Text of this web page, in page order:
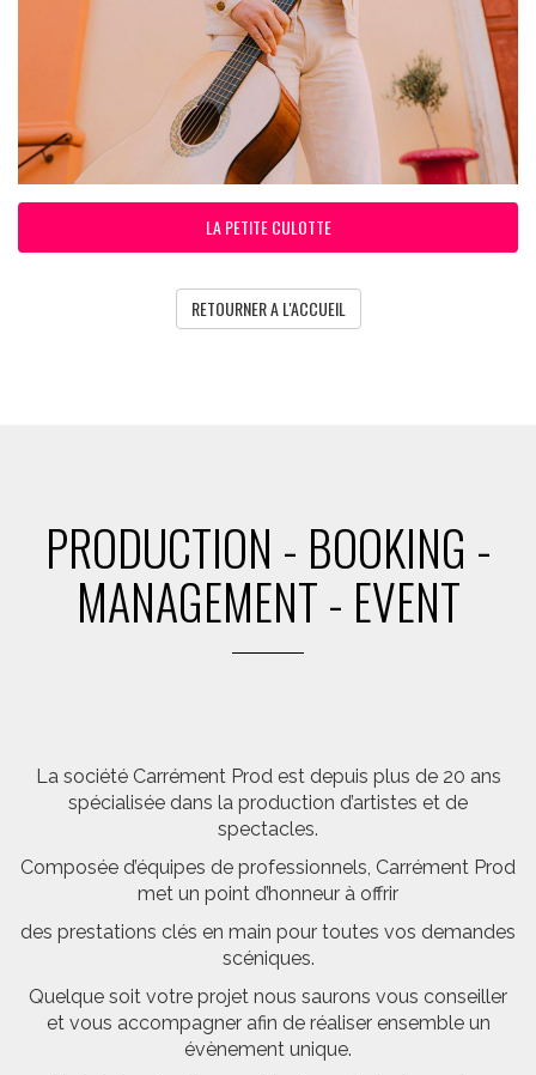
LA PETITE CULOTTE
RETOURNER A L'ACCUEIL
PRODUCTION - BOOKING -
MANAGEMENT - EVENT
La société Carrément Prod est depuis plus de 20 ans
spécialisée dans la production d’artistes et de
spectacles.
Composée d’équipes de professionnels, Carrément Prod
met un point d’honneur à offrir
des prestations clés en main pour toutes vos demandes
scéniques.
Quelque soit votre projet nous saurons vous conseiller
et vous accompagner afin de réaliser ensemble un
évènement unique.